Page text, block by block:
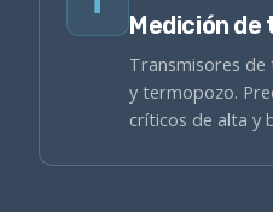
Medición
Transmisores de
y termopozo.
críticos de alta y